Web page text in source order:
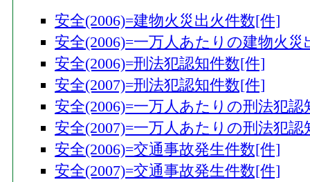
安全(2006)=建物火災出火件数[件]
安全(2006)=一万人あたりの建物火災
安全(2006)=刑法犯認知件数[件]
安全(2007)=刑法犯認知件数[件]
安全(2006)=一万人あたりの刑法犯認
安全(2007)=一万人あたりの刑法犯認
安全(2006)=交通事故発生件数[件]
安全(2007)=交通事故発生件数[件]